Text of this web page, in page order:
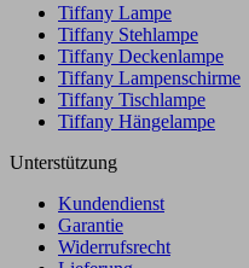
Tiffany Lampe
Tiffany Stehlampe
Tiffany Deckenlampe
Tiffany Lampenschirme
Tiffany Tischlampe
Tiffany Hängelampe
Unterstützung
Kundendienst
Garantie
Widerrufsrecht